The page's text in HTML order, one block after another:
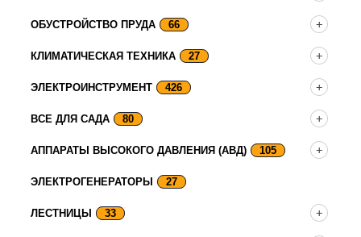
ОБУСТРОЙСТВО ПРУДА 66
КЛИМАТИЧЕСКАЯ ТЕХНИКА 27
ЭЛЕКТРОИНСТРУМЕНТ 426
ВСЕ ДЛЯ САДА 80
АППАРАТЫ ВЫСОКОГО ДАВЛЕНИЯ (АВД) 105
ЭЛЕКТРОГЕНЕРАТОРЫ 27
ЛЕСТНИЦЫ 33